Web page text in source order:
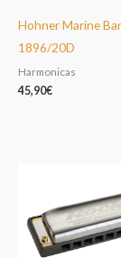
Hohner Marine
1896/20D
Harmonicas
45,90€